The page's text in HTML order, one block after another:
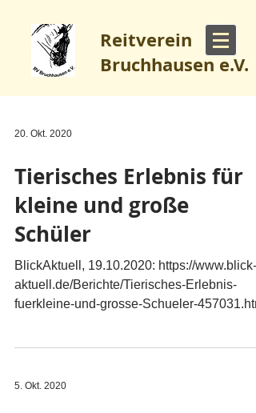
Reitverein
Bruchhausen e.V.
20. Okt. 2020
Tierisches Erlebnis für
kleine und große
Schüler
BlickAktuell, 19.10.2020: https://www.blick-
aktuell.de/Berichte/Tierisches-Erlebnis-
fuerkleine-und-grosse-Schueler-
5. Okt. 2020